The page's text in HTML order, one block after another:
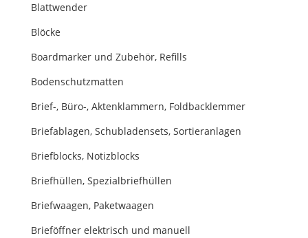
Blattwender
Blöcke
Boardmarker und Zubehör, Refills
Bodenschutzmatten
Brief-, Büro-, Aktenklammern, Foldbacklemmer
Briefablagen, Schubladensets, Sortieranlagen
Briefblocks, Notizblocks
Briefhüllen, Spezialbriefhüllen
Briefwaagen, Paketwaagen
Brieföffner elektrisch und manuell